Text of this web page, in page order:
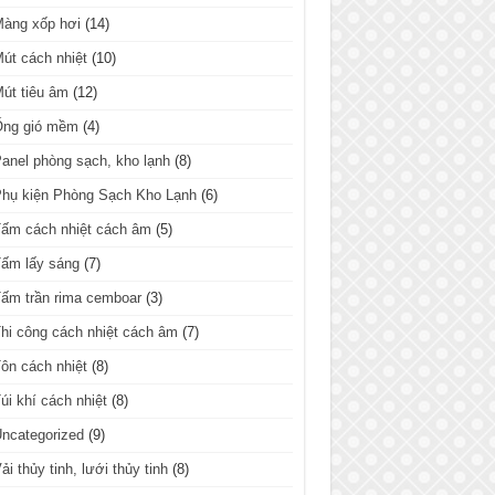
xốp hơi (14)
cách nhiệt (10)
tiêu âm (12)
gió mềm (4)
phòng sạch, kho lạnh (8)
kiện Phòng Sạch Kho Lạnh (6)
cách nhiệt cách âm (5)
lấy sáng (7)
trần rima cemboar (3)
công cách nhiệt cách âm (7)
cách nhiệt (8)
khí cách nhiệt (8)
(9)
thủy tinh, lưới thủy tinh (8)